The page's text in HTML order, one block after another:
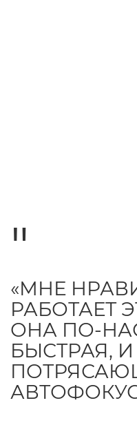
«МНЕ
РАБОТАЕТ
ОНА ПО-
БЫСТРАЯ, И